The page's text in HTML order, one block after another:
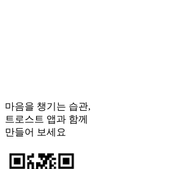
마음을 챙기는 습관,
트로스트 앱과 함께
만들어 보세요